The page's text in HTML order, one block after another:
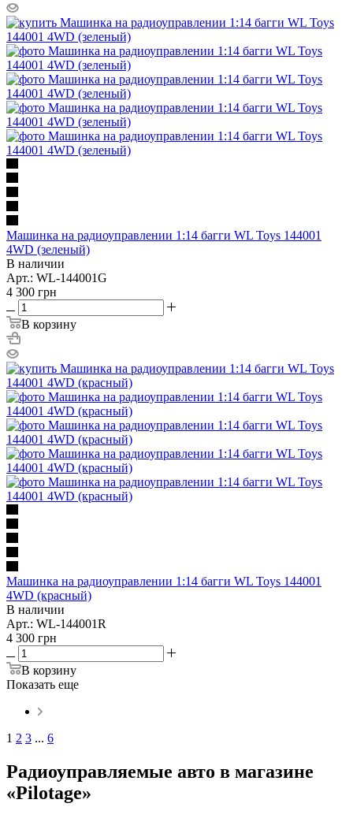
Машинка на радиоуправлении 1:14 багги WL Toys 144001
4WD (зеленый)
В наличии
Арт.: WL-144001G
4 300 грн
В корзину
Машинка на радиоуправлении 1:14 багги WL Toys 144001
4WD (красный)
В наличии
Арт.: WL-144001R
4 300 грн
В корзину
Показать еще
1 2 3 ... 6
Радиоуправляемые авто в магазине
«Pilotage»